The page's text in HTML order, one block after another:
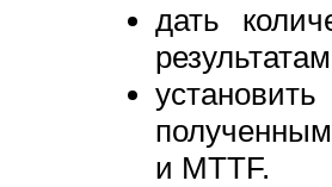
дать
и MTTF.